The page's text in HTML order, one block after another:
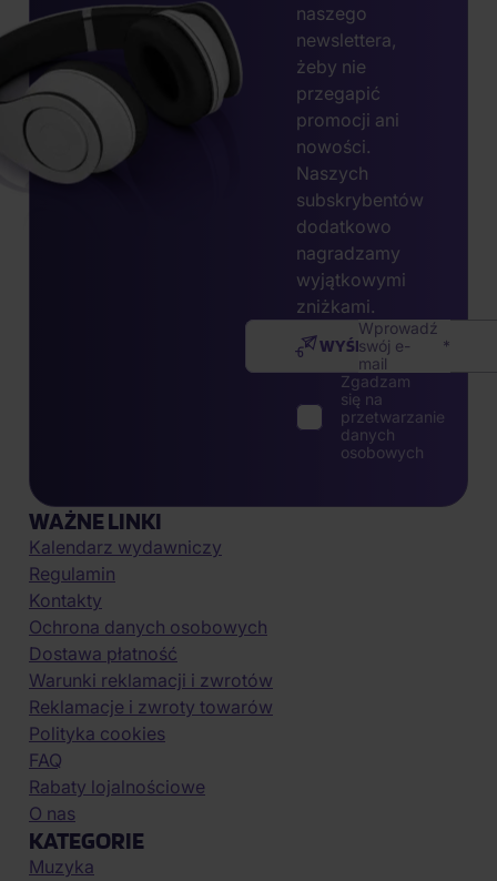
naszego
newslettera,
żeby nie
przegapić
promocji ani
nowości.
Naszych
subskrybentów
dodatkowo
nagradzamy
wyjątkowymi
zniżkami.
Wprowadź
swój e-
mail
WYŚLIJ
Zgadzam
się na
przetwarzanie
danych
osobowych
WAŻNE LINKI
Kalendarz wydawniczy
Regulamin
Kontakty
Ochrona danych osobowych
Dostawa płatność
Warunki reklamacji i zwrotów
Reklamacje i zwroty towarów
Polityka cookies
FAQ
Rabaty lojalnościowe
O nas
KATEGORIE
Muzyka